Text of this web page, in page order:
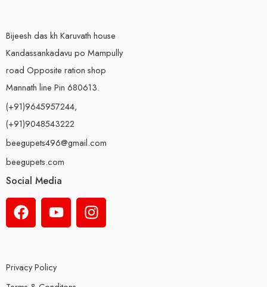
Bijeesh das kh Karuvath house
Kandassankadavu po Mampully
road Opposite ration shop
Mannath line Pin 680613.
(+91)9645957244,
(+91)9048543222
beegupets496@gmail.com
beegupets.com
Social Media
Privacy Policy